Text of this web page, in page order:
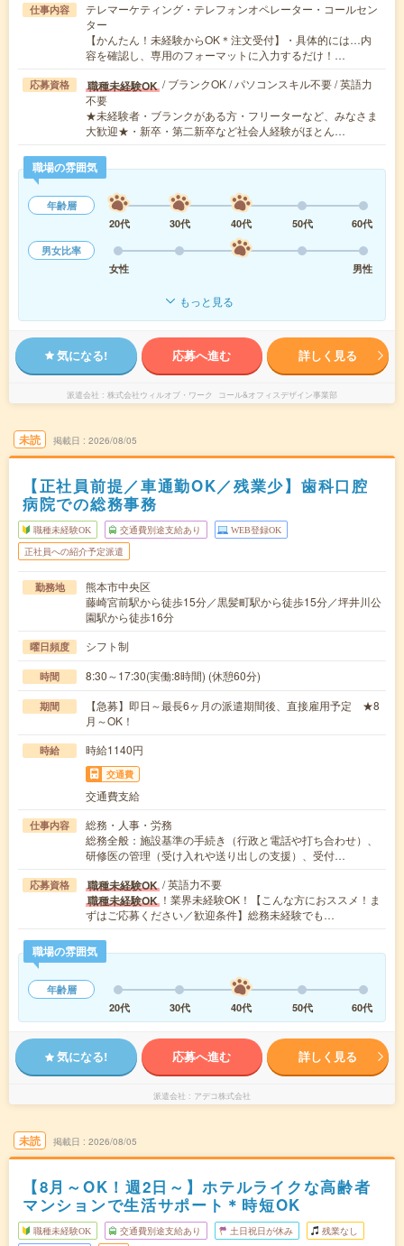
仕事内容
テレマーケティング・テレフォンオペレーター・コールセン
ター
【かんたん！未経験からOK＊注文受付】・具体的には…内
容を確認し、専用のフォーマットに入力するだけ！…
応募資格 職種未経験OK / ブランクOK / パソコンスキル不要 / 英語力
不要
★未経験者・ブランクがある方・フリーターなど、みなさま
大歓迎★・新卒・第二新卒など社会人経験がほとん…
職場の雰囲気
年齢層
20代
30代 40代 50代
60代
男女比率
女性
男性
もっと見る
気になる! 応募へ進む 詳しく見る
派遣会社 株式会社ウィルオブ・ワーク コール&オフィスデザイン事業部
未読 掲載日 2026/08/05
【正社員前提／車通勤OK／残業少】歯科口腔
病院での総務事務
職種未経験OK 交通費別途支給あり WEB登録OK
正社員への紹介予定派遣
勤務地
熊本市中央区
藤崎宮前駅から徒歩15分／黒髪町駅から徒歩15分／坪井川公
園駅から徒歩16分
曜日頻度 シフト制
時間 8:30～17:30(実働:8時間) (休憩60分)
期間
【急募】即日～最長6ヶ月の派遣期間後、直接雇用予定 ★8
月～OK！
時給 時給1140円
交通費
交通費支給
仕事内容
総務・人事・労務
総務全般：施設基準の手続き（行政と電話や打ち合わせ）、
研修医の管理（受け入れや送り出しの支援）、受付…
応募資格 職種未経験OK / 英語力不要
職種未経験OK ！業界未経験OK！【こんな方におススメ！ま
ずはご応募ください／歓迎条件】総務未経験でも…
職場の雰囲気
年齢層
20代
30代 40代 50代 60代
気になる! 応募へ進む 詳しく見る
派遣会社 アデコ株式会社
未読 掲載日 2026/08/05
【8月～OK！週2日～】ホテルライクな高齢者
マンションで生活サポート＊時短OK
職種未経験OK 交通費別途支給あり 土日祝日が休み 残業なし